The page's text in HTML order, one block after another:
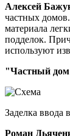
Алексей
частных
материала
подделок.
используют
"Частный
Заделка ввода
Роман